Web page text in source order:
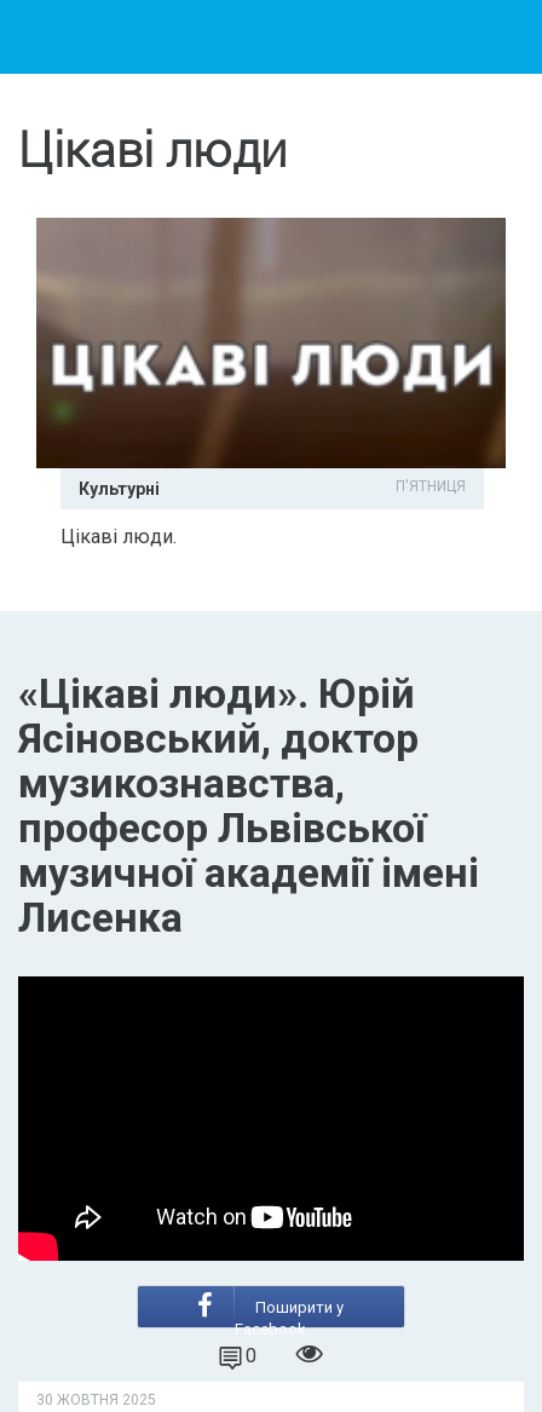
Цікаві люди
Культурні П'ЯТНИЦЯ
Цікаві люди.
«Цікаві люди». Юрій
Ясіновський, доктор
музикознавства,
професор Львівської
музичної академії імені
Лисенка
Поширити у
Facebook
0
30 ЖОВТНЯ 2025